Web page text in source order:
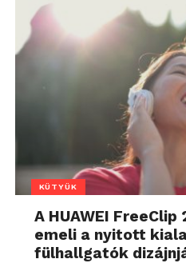
KÜTYÜK
A HUAWEI FreeClip
emeli a nyitott
fülhallgatók